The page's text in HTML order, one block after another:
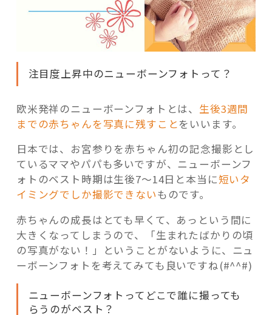
注目度上昇中のニューボーンフォトって？
欧米発祥のニューボーンフォトとは、 生後3週間
までの赤ちゃんを写真に残すことをいいます。
日本では、お宮参りを赤ちゃん初の記念撮影とし
ているママやパパも多いですが、ニューボーンフ
ォトのベスト時期は生後7～14日と本当に短いタ
イミングでしか撮影できないものです。
赤ちゃんの成長はとても早くて、あっという間に
大きくなってしまうので、「生まれたばかりの頃
の写真がない！」ということがないように、ニュ
ーボーンフォトを考えてみても良いですね(#^^#)
ニューボーンフォトってどこで誰に撮っても
らうのがベスト？